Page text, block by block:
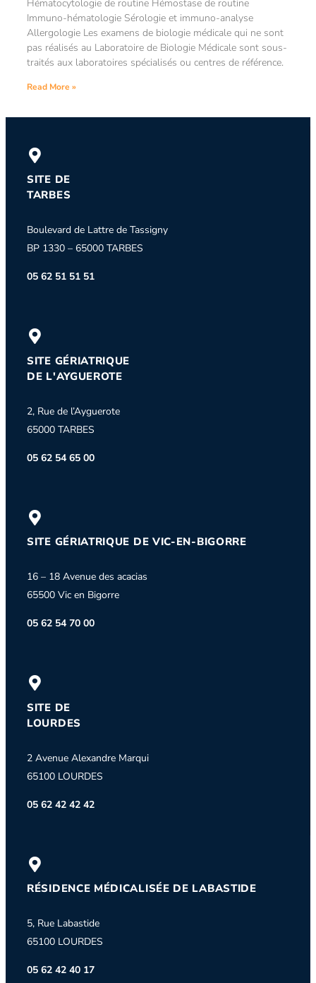
Hématocytologie de routine Hémostase de routine
Immuno-hématologie Sérologie et immuno-analyse
Allergologie Les examens de biologie médicale qui ne sont
pas réalisés au Laboratoire de Biologie Médicale sont sous-
traités aux laboratoires spécialisés ou centres de référence.
Read More »
SITE DE
TARBES
Boulevard de Lattre de Tassigny
BP 1330 – 65000 TARBES
05 62 51 51 51
SITE GÉRIATRIQUE
DE L'AYGUEROTE
2, Rue de l’Ayguerote
65000 TARBES
05 62 54 65 00
SITE GÉRIATRIQUE DE VIC-EN-BIGORRE
16 – 18 Avenue des acacias
65500 Vic en Bigorre
05 62 54 70 00
SITE DE
LOURDES
2 Avenue Alexandre Marqui
65100 LOURDES
05 62 42 42 42
RÉSIDENCE MÉDICALISÉE DE LABASTIDE
5, Rue Labastide
65100 LOURDES
05 62 42 40 17